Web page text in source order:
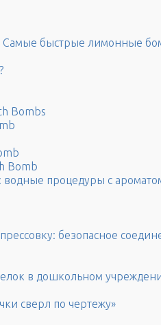
Самые быстрые лимонные
Bombs
Bomb
водные процедуры с
безопасное
в дошкольном
сверл по чертежу»